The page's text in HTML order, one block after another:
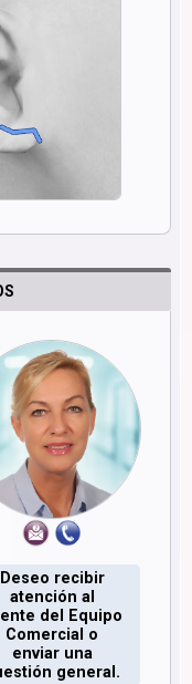
Deseo recibir
atención al
del Equipo
Comercial o
enviar una
general.